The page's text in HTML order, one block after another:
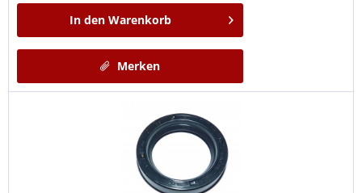
In den Warenkorb
Merken